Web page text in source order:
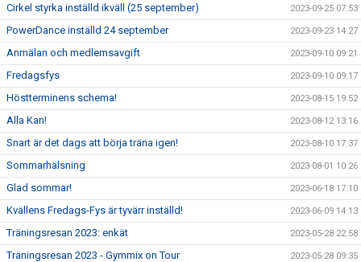
Cirkel styrka inställd ikväll (25 september) 2023-09-25 07:53
PowerDance inställd 24 september 2023-09-23 14:27
Anmälan och medlemsavgift 2023-09-10 09:21
Fredagsfys 2023-09-10 09:17
Höstterminens schema! 2023-08-15 19:52
Alla Kan! 2023-08-12 13:16
Snart är det dags att börja träna igen! 2023-08-10 17:37
Sommarhälsning 2023-08-01 10:26
Glad sommar! 2023-06-18 17:10
Kvällens Fredags-Fys är tyvärr inställd! 2023-06-09 14:13
Träningsresan 2023: enkät 2023-05-28 22:58
Träningsresan 2023 - Gymmix on Tour 2023-05-28 09:35